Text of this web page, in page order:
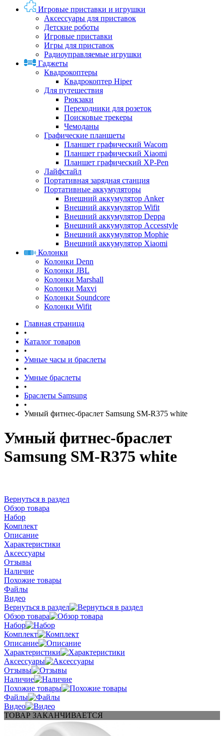
Игровые приставки и игрушки
Аксессуары для приставок
Детские роботы
Игровые приставки
Игры для приставок
Радиоуправляемые игрушки
Гаджеты
Квадрокоптеры
Квадрокоптер Hiper
Для путешествия
Рюкзаки
Переходники для розеток
Поисковые трекеры
Чемоданы
Графические планшеты
Планшет графический Wacom
Планшет графический Xiaomi
Планшет графический XP-Pen
Лайфстайл
Портативная зарядная станция
Портативные аккумуляторы
Внешний аккумулятор Anker
Внешний аккумулятор Wifit
Внешний аккумулятор Deppa
Внешний аккумулятор Accesstyle
Внешний аккумулятор Mophie
Внешний аккумулятор Xiaomi
Колонки
Колонки Denn
Колонки JBL
Колонки Marshall
Колонки Maxvi
Колонки Soundcore
Колонки Wifit
Главная страница
•
Каталог товаров
•
Умные часы и браслеты
•
Умные браслеты
•
Браслеты Samsung
•
Умный фитнес-браслет Samsung SM-R375 white
Умный фитнес-браслет
Samsung SM-R375 white
Вернуться в раздел
Обзор товара
Набор
Комплект
Описание
Характеристики
Аксессуары
Отзывы
Наличие
Похожие товары
Файлы
Видео
Вернуться в раздел
Обзор товара
Набор
Комплект
Описание
Характеристики
Аксессуары
Отзывы
Наличие
Похожие товары
Файлы
Видео
ТОВАР ЗАКАНЧИВАЕТСЯ